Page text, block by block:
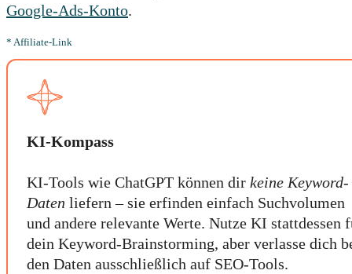
Google-Ads-Konto.
* Affiliate-Link
KI-Kompass
KI-Tools wie ChatGPT können dir keine Keyword-
Daten liefern – sie erfinden einfach Suchvolumen
und andere relevante Werte. Nutze KI stattdessen
dein Keyword-Brainstorming, aber verlasse dich
den Daten ausschließlich auf SEO-Tools.